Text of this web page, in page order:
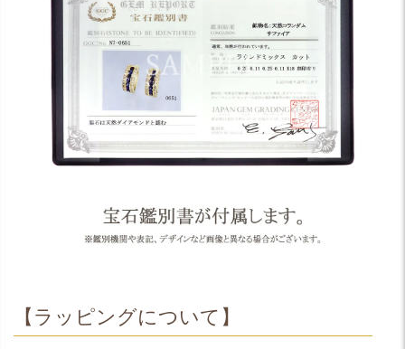
【ラッピングについて】